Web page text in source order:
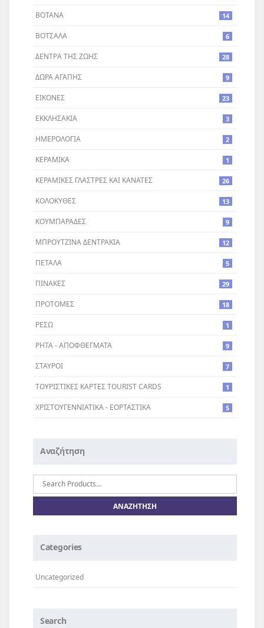
ΒΟΤΑΝΑ 14
ΒΟΤΣΑΛΑ 6
ΔΕΝΤΡA ΤΗΣ ΖΩΗΣ 28
ΔΩΡΑ ΑΓΑΠΗΣ 9
ΕΙΚΟΝΕΣ 23
ΕΚΚΛΗΣΑΚΙΑ 3
ΗΜΕΡΟΛΟΓΙΑ 2
ΚΕΡΑΜΙΚΑ 1
ΚΕΡΑΜΙΚΕΣ ΓΛΑΣΤΡΕΣ ΚΑΙ ΚΑΝΑΤΕΣ 26
ΚΟΛΟΚΥΘΕΣ 13
ΚΟΥΜΠΑΡΑΔΕΣ 9
ΜΠΡΟΥΤΖΙΝΑ ΔΕΝΤΡΑΚΙΑ 12
ΠΕΤΑΛΑ 5
ΠΙΝΑΚΕΣ 29
ΠΡΟΤΟΜΕΣ 18
ΡΕΣΩ 1
ΡΗΤΑ - ΑΠΟΦΘΕΓΜΑΤΑ 9
ΣΤΑΥΡΟI 7
ΤΟΥΡΙΣΤΙΚΕΣ ΚΑΡΤΕΣ TOURIST CARDS 1
ΧΡΙΣΤΟΥΓΕΝΝΙΑΤΙΚΑ - ΕΟΡΤΑΣΤΙΚΑ 5
Αναζήτηση
Αναζήτηση
για:
Categories
Uncategorized
Search